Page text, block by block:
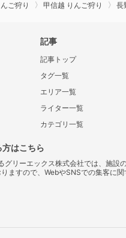
ご狩り 甲信越 りんご狩り 長
記事
記事トップ
タグ一覧
エリア一覧
ライター一覧
カテゴリ一覧
はこちら
グリーエックス株式会社では、施
ますので、WebやSNSでの集客に